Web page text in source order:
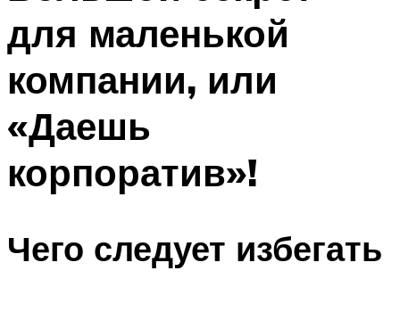
для маленькой
компании, или
«Даешь
корпоратив»!
Чего следует избегать